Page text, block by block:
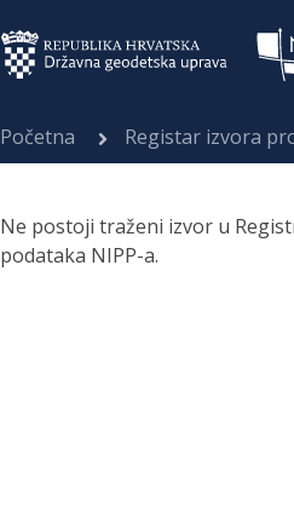
Početna Registar izvora
Ne postoji traženi izvor u
podataka NIPP-a.